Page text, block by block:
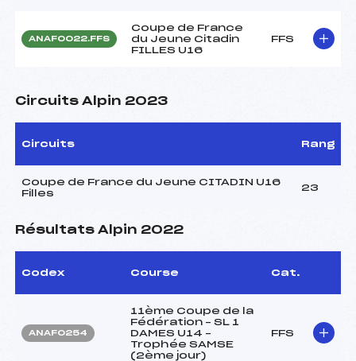
ANAF0022.FFS
Coupe de France
du Jeune Citadin
FILLES U16
FFS
Circuits Alpin 2023
Circuits Rang
Coupe de France du Jeune CITADIN U16
Filles
23
Résultats Alpin 2022
Codex Course Cat.
ANAF0254
11ème Coupe de la
Fédération – SL 1
DAMES U14 –
Trophée SAMSE
(2ème jour)
FFS